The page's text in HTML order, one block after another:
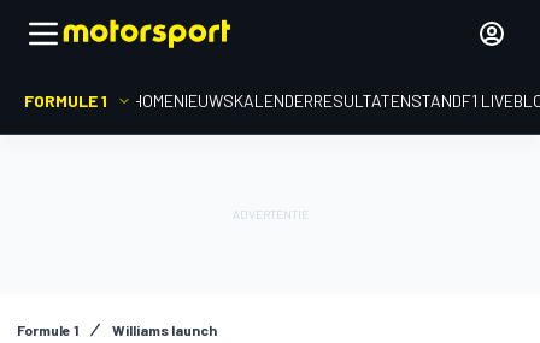
FORMULE 1 HOMENIEUWSKALENDERRESULTATENSTANDF1
Formule 1 Williams launch